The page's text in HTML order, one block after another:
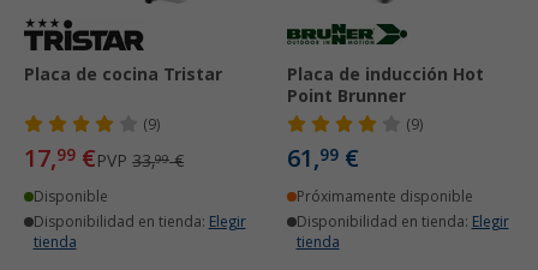
Placa de cocina Tristar
(9)
17,99 €PVP 33,99€
Disponible
Disponibilidad en tienda: Elegir
tienda
Placa de inducción Hot
Point Brunner
(9)
61,99 €
Próximamente disponible
Disponibilidad en tienda: Elegir
tienda